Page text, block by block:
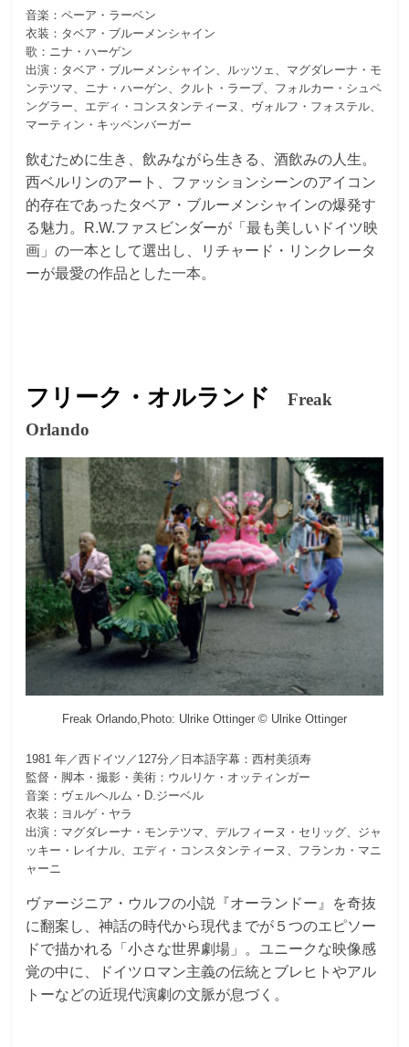
音楽：ペーア・ラーベン
衣装：タベア・ブルーメンシャイン
歌：ニナ・ハーゲン
出演：タベア・ブルーメンシャイン、ルッツェ、マグダレーナ・モ
ンテツマ、ニナ・ハーゲン、クルト・ラープ、フォルカー・シュペ
ングラー、エディ・コンスタンティーヌ、ヴォルフ・フォステル、
マーティン・キッペンバーガー
飲むために生き、飲みながら生きる、酒飲みの人生。
西ベルリンのアート、ファッションシーンのアイコン
的存在であったタベア・ブルーメンシャインの爆発す
る魅力。R.W.ファスビンダーが「最も美しいドイツ映
画」の一本として選出し、リチャード・リンクレータ
ーが最愛の作品とした一本。
フリーク・オルランド
Freak
Orlando
Freak Orlando,Photo: Ulrike Ottinger © Ulrike Ottinger
1981 年／西ドイツ／127分／日本語字幕：西村美須寿
監督・脚本・撮影・美術：ウルリケ・オッティンガー
音楽：ヴェルヘルム・D.ジーベル
衣装：ヨルゲ・ヤラ
出演：マグダレーナ・モンテツマ、デルフィーヌ・セリッグ、ジャ
ッキー・レイナル、エディ・コンスタンティーヌ、フランカ・マニ
ャーニ
ヴァージニア・ウルフの小説『オーランドー』を奇抜
に翻案し、神話の時代から現代までが５つのエピソー
ドで描かれる「小さな世界劇場」。ユニークな映像感
覚の中に、ドイツロマン主義の伝統とブレヒトやアル
トーなどの近現代演劇の文脈が息づく。